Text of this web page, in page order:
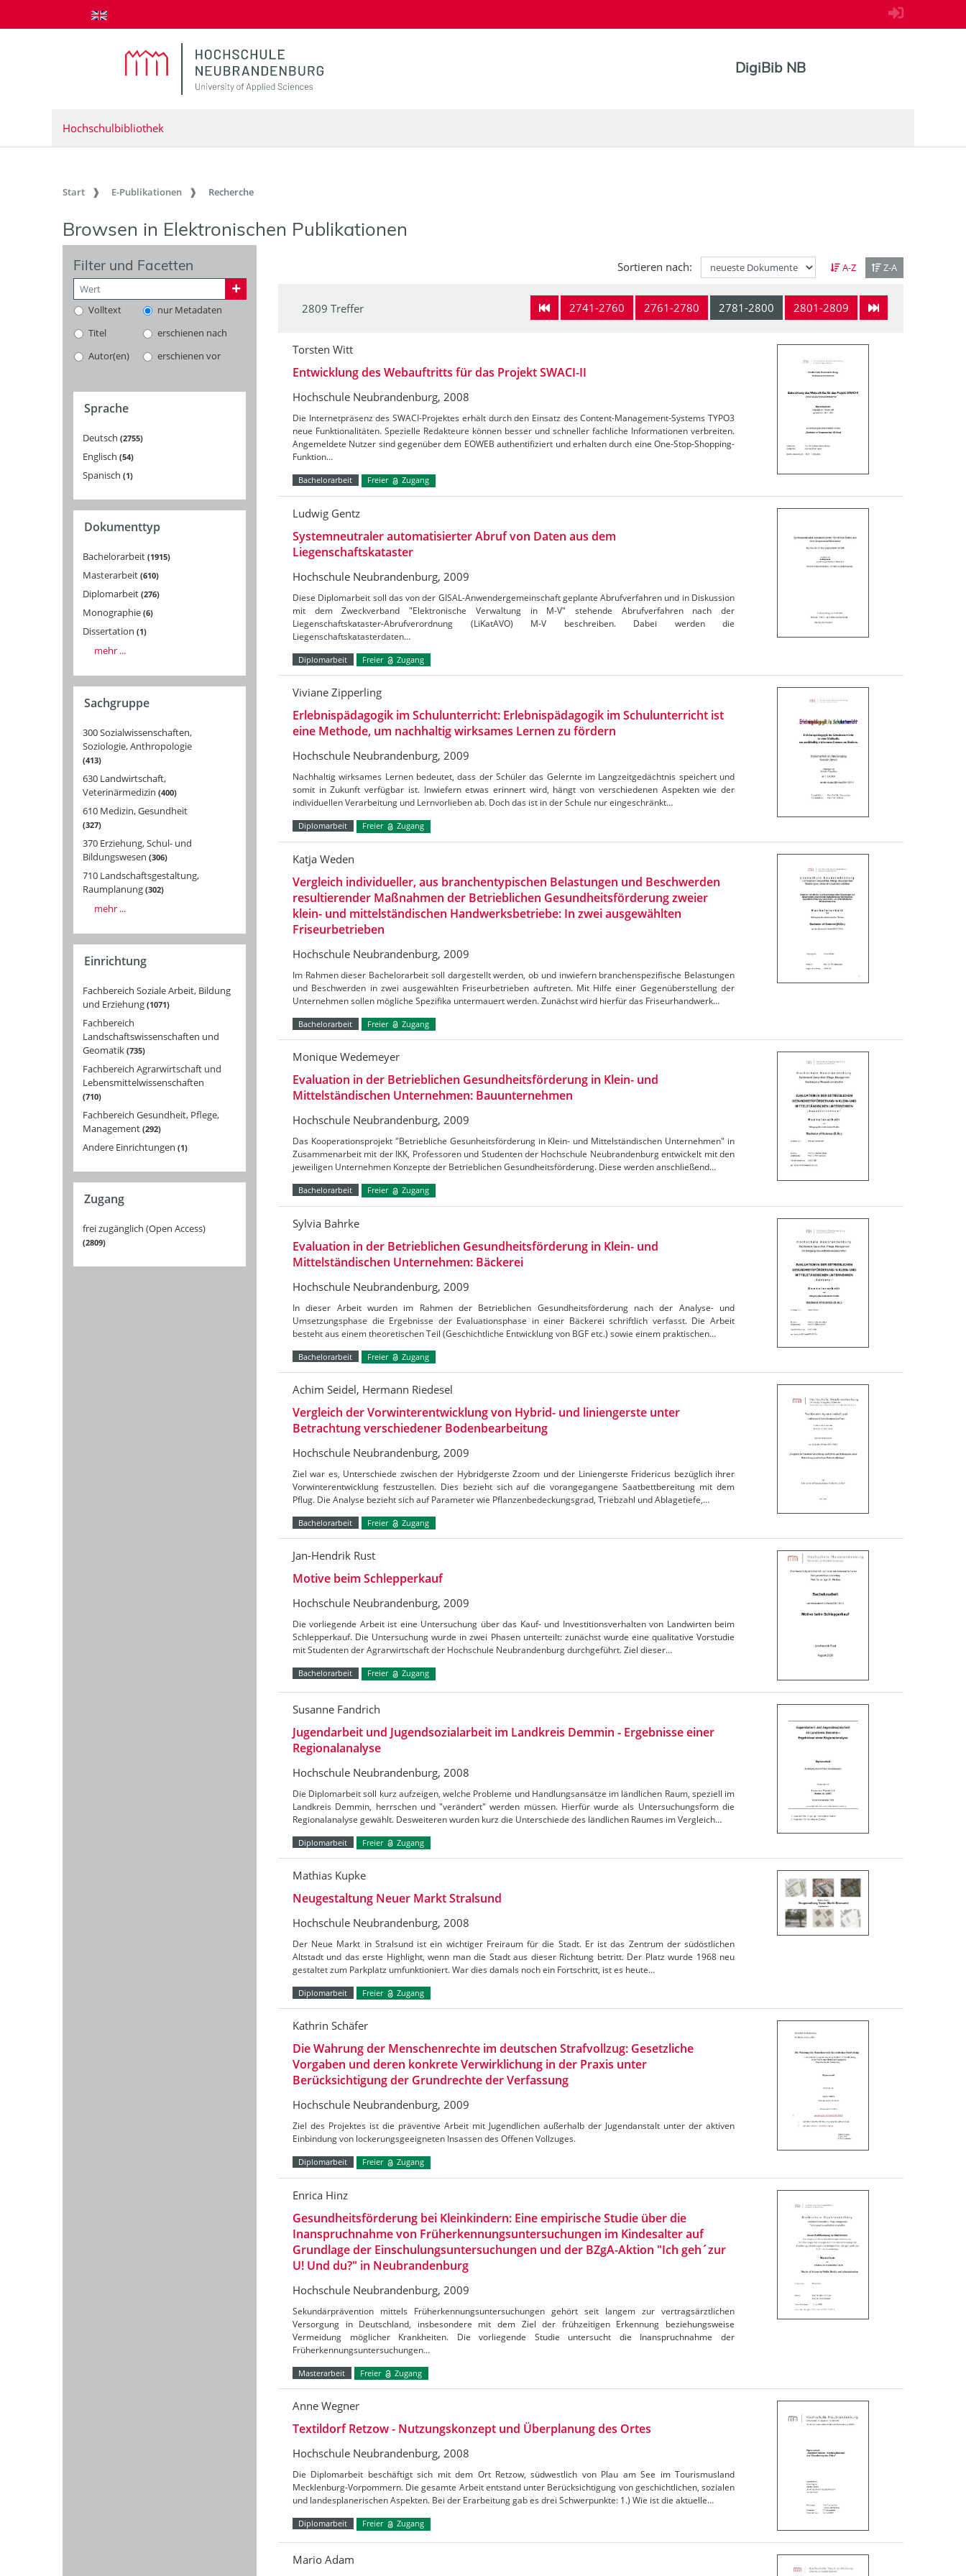
zum Inhalt springen
DigiBib NB
Hochschulbibliothek
Start E-Publikationen Recherche
Browsen in Elektronischen Publikationen
Filter und Facetten
Volltext
nur Metadaten
Titel
erschienen nach
Autor(en)
erschienen vor
Sprache
Deutsch 2755
Englisch 54
Spanisch 1
Dokumenttyp
Bachelorarbeit 1915
Masterarbeit 610
Diplomarbeit 276
Monographie 6
Dissertation 1
mehr ...
Sachgruppe
300 Sozialwissenschaften,
Soziologie, Anthropologie
413
630 Landwirtschaft,
Veterinärmedizin 400
610 Medizin, Gesundheit
327
370 Erziehung, Schul- und
Bildungswesen 306
710 Landschaftsgestaltung,
Raumplanung 302
mehr ...
Einrichtung
Fachbereich Soziale Arbeit, Bildung
und Erziehung 1071
Fachbereich
Landschaftswissenschaften und
Geomatik 735
Fachbereich Agrarwirtschaft und
Lebensmittelwissenschaften
710
Fachbereich Gesundheit, Pflege,
Management 292
Andere Einrichtungen 1
Zugang
frei zugänglich (Open Access)
2809
Sortieren nach: A-Z Z-A
2741-2760 2761-2780 2781-2800 2801-2809
2809 Treffer
Torsten Witt
Entwicklung des Webauftritts für das Projekt SWACI-II
Hochschule Neubrandenburg, 2008
Die Internetpräsenz des SWACI-Projektes erhält durch den Einsatz des Content-Management-Systems TYPO3
neue Funktionalitäten. Spezielle Redakteure können besser und schneller fachliche Informationen verbreiten.
Angemeldete Nutzer sind gegenüber dem EOWEB authentifiziert und erhalten durch eine One-Stop-Shopping-
Funktion…
Bachelorarbeit Freier Zugang
Ludwig Gentz
Systemneutraler automatisierter Abruf von Daten aus dem
Liegenschaftskataster
Hochschule Neubrandenburg, 2009
Diese Diplomarbeit soll das von der GISAL-Anwendergemeinschaft geplante Abrufverfahren und in Diskussion
mit dem Zweckverband "Elektronische Verwaltung in M-V" stehende Abrufverfahren nach der
Liegenschaftskataster-Abrufverordnung (LiKatAVO) M-V beschreiben. Dabei werden die
Liegenschaftskatasterdaten…
Diplomarbeit Freier Zugang
Viviane Zipperling
Erlebnispädagogik im Schulunterricht: Erlebnispädagogik im Schulunterricht ist
eine Methode, um nachhaltig wirksames Lernen zu fördern
Hochschule Neubrandenburg, 2009
Nachhaltig wirksames Lernen bedeutet, dass der Schüler das Gelernte im Langzeitgedächtnis speichert und
somit in Zukunft verfügbar ist. Inwiefern etwas erinnert wird, hängt von verschiedenen Aspekten wie der
individuellen Verarbeitung und Lernvorlieben ab. Doch das ist in der Schule nur eingeschränkt…
Diplomarbeit Freier Zugang
Katja Weden
Vergleich individueller, aus branchentypischen Belastungen und Beschwerden
resultierender Maßnahmen der Betrieblichen Gesundheitsförderung zweier
klein- und mittelständischen Handwerksbetriebe: In zwei ausgewählten
Friseurbetrieben
Hochschule Neubrandenburg, 2009
Im Rahmen dieser Bachelorarbeit soll dargestellt werden, ob und inwiefern branchenspezifische Belastungen
und Beschwerden in zwei ausgewählten Friseurbetrieben auftreten. Mit Hilfe einer Gegenüberstellung der
Unternehmen sollen mögliche Spezifika untermauert werden. Zunächst wird hierfür das Friseurhandwerk…
Bachelorarbeit Freier Zugang
Monique Wedemeyer
Evaluation in der Betrieblichen Gesundheitsförderung in Klein- und
Mittelständischen Unternehmen: Bauunternehmen
Hochschule Neubrandenburg, 2009
Das Kooperationsprojekt "Betriebliche Gesunheitsförderung in Klein- und Mittelständischen Unternehmen" in
Zusammenarbeit mit der IKK, Professoren und Studenten der Hochschule Neubrandenburg entwickelt mit den
jeweiligen Unternehmen Konzepte der Betrieblichen Gesundheitsförderung. Diese werden anschließend…
Bachelorarbeit Freier Zugang
Sylvia Bahrke
Evaluation in der Betrieblichen Gesundheitsförderung in Klein- und
Mittelständischen Unternehmen: Bäckerei
Hochschule Neubrandenburg, 2009
In dieser Arbeit wurden im Rahmen der Betrieblichen Gesundheitsförderung nach der Analyse- und
Umsetzungsphase die Ergebnisse der Evaluationsphase in einer Bäckerei schriftlich verfasst. Die Arbeit
besteht aus einem theoretischen Teil (Geschichtliche Entwicklung von BGF etc.) sowie einem praktischen…
Bachelorarbeit Freier Zugang
Achim Seidel, Hermann Riedesel
Vergleich der Vorwinterentwicklung von Hybrid- und liniengerste unter
Betrachtung verschiedener Bodenbearbeitung
Hochschule Neubrandenburg, 2009
Ziel war es, Unterschiede zwischen der Hybridgerste Zzoom und der Liniengerste Fridericus bezüglich ihrer
Vorwinterentwicklung festzustellen. Dies bezieht sich auf die vorangegangene Saatbettbereitung mit dem
Pflug. Die Analyse bezieht sich auf Parameter wie Pflanzenbedeckungsgrad, Triebzahl und Ablagetiefe,…
Bachelorarbeit Freier Zugang
Jan-Hendrik Rust
Motive beim Schlepperkauf
Hochschule Neubrandenburg, 2009
Die vorliegende Arbeit ist eine Untersuchung über das Kauf- und Investitionsverhalten von Landwirten beim
Schlepperkauf. Die Untersuchung wurde in zwei Phasen unterteilt: zunächst wurde eine qualitative Vorstudie
mit Studenten der Agrarwirtschaft der Hochschule Neubrandenburg durchgeführt. Ziel dieser…
Bachelorarbeit Freier Zugang
Susanne Fandrich
Jugendarbeit und Jugendsozialarbeit im Landkreis Demmin - Ergebnisse einer
Regionalanalyse
Hochschule Neubrandenburg, 2008
Die Diplomarbeit soll kurz aufzeigen, welche Probleme und Handlungsansätze im ländlichen Raum, speziell im
Landkreis Demmin, herrschen und "verändert" werden müssen. Hierfür wurde als Untersuchungsform die
Regionalanalyse gewählt. Desweiteren wurden kurz die Unterschiede des ländlichen Raumes im Vergleich…
Diplomarbeit Freier Zugang
Mathias Kupke
Neugestaltung Neuer Markt Stralsund
Hochschule Neubrandenburg, 2008
Der Neue Markt in Stralsund ist ein wichtiger Freiraum für die Stadt. Er ist das Zentrum der südöstlichen
Altstadt und das erste Highlight, wenn man die Stadt aus dieser Richtung betritt. Der Platz wurde 1968 neu
gestaltet zum Parkplatz umfunktioniert. War dies damals noch ein Fortschritt, ist es heute…
Diplomarbeit Freier Zugang
Kathrin Schäfer
Die Wahrung der Menschenrechte im deutschen Strafvollzug: Gesetzliche
Vorgaben und deren konkrete Verwirklichung in der Praxis unter
Berücksichtigung der Grundrechte der Verfassung
Hochschule Neubrandenburg, 2009
Ziel des Projektes ist die präventive Arbeit mit Jugendlichen außerhalb der Jugendanstalt unter der aktiven
Einbindung von lockerungsgeeigneten Insassen des Offenen Vollzuges.
Diplomarbeit Freier Zugang
Enrica Hinz
Gesundheitsförderung bei Kleinkindern: Eine empirische Studie über die
Inanspruchnahme von Früherkennungsuntersuchungen im Kindesalter auf
Grundlage der Einschulungsuntersuchungen und der BZgA-Aktion "Ich geh´zur
U! Und du?" in Neubrandenburg
Hochschule Neubrandenburg, 2009
Sekundärprävention mittels Früherkennungsuntersuchungen gehört seit langem zur vertragsärztlichen
Versorgung in Deutschland, insbesondere mit dem Ziel der frühzeitigen Erkennung beziehungsweise
Vermeidung möglicher Krankheiten. Die vorliegende Studie untersucht die Inanspruchnahme der
Früherkennungsuntersuchungen…
Masterarbeit Freier Zugang
Anne Wegner
Textildorf Retzow - Nutzungskonzept und Überplanung des Ortes
Hochschule Neubrandenburg, 2008
Die Diplomarbeit beschäftigt sich mit dem Ort Retzow, südwestlich von Plau am See im Tourismusland
Mecklenburg-Vorpommern. Die gesamte Arbeit entstand unter Berücksichtigung von geschichtlichen, sozialen
und landesplanerischen Aspekten. Bei der Erarbeitung gab es drei Schwerpunkte: 1.) Wie ist die aktuelle…
Diplomarbeit Freier Zugang
Mario Adam